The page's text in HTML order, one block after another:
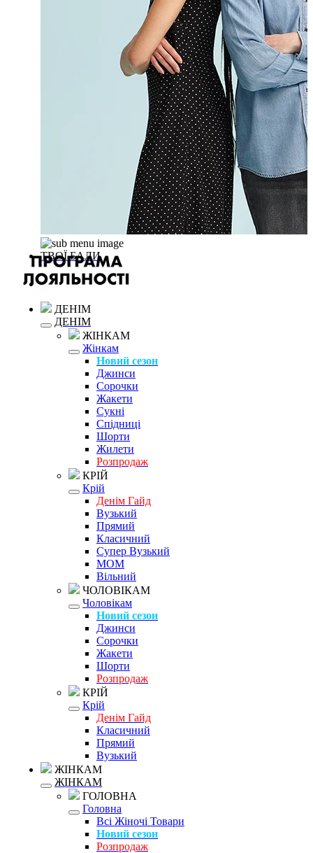
ТВОЇ БАЛИ
ДЕНІМ
ДЕНІМ
ЖІНКАМ
Жінкам
Новий сезон
Джинси
Сорочки
Жакети
Сукні
Спідниці
Шорти
Жилети
Розпродаж
КРІЙ
Крій
Денім Гайд
Вузький
Прямий
Класичний
Супер Вузький
MOM
Вільний
ЧОЛОВІКАМ
Чоловікам
Новий сезон
Джинси
Сорочки
Жакети
Шорти
Розпродаж
КРІЙ
Крій
Денім Гайд
Класичний
Прямий
Вузький
ЖІНКАМ
ЖІНКАМ
ГОЛОВНА
Головна
Всі Жіночі Товари
Новий сезон
Розпродаж